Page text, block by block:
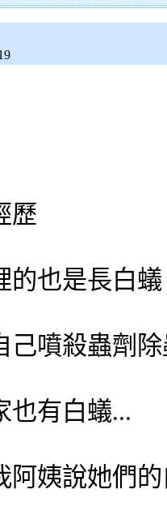
歷
的也是長白蟻
己噴殺蟲劑
也有白蟻...
阿姨說她們的